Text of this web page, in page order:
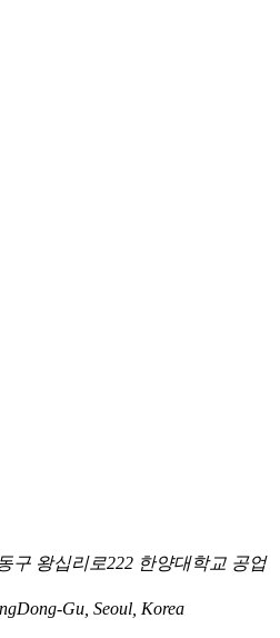
구 왕십리로222 한양대학교 공업
Gu, Seoul, Korea